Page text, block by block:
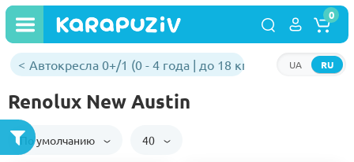
RU
UA
0
Автокресла 0+/1 (0 - 4 года | до 18 кг)
Renolux New Austin
По умолчанию 40